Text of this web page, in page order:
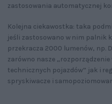
zastosowania automatycznej
Kolejna ciekawostka: taka
jeśli zastosowano w nim palnik
przekracza 2000 lumenów, np.
zarówno nasze
technicznych pojazdów” jak i
spryskiwacze i